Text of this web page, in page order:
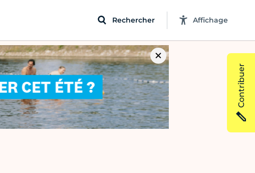
Rechercher Affichage
Contribuer